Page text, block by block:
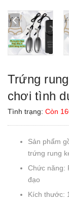
Trứng
chơi tình
Tình trạng: Còn
Sản phẩm
trứng rung
Chức năng:
đạo
Kích thước: